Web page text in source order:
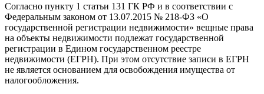
Согласно пункту 1 статьи 131 ГК РФ и в соответствии с
Федеральным законом от 13.07.2015 № 218-ФЗ «О
государственной регистрации недвижимости» вещные права
на объекты недвижимости подлежат государственной
регистрации в Едином государственном реестре
недвижимости (ЕГРН). При этом отсутствие записи в ЕГРН
не является основанием для освобождения имущества от
налогообложения.